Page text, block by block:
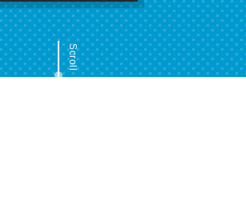
Scroll
んだろうなと凄く思う。英語少しでも読める人
Let’s Fucking Go. Then Covid hit. Shit.
ーズ・ヌートバー